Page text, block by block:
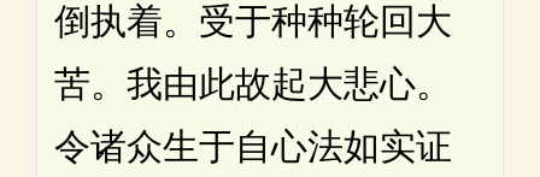
倒执着。受于种种轮回大
苦。我由此故起大悲心。
令诸众生于自心法如实证